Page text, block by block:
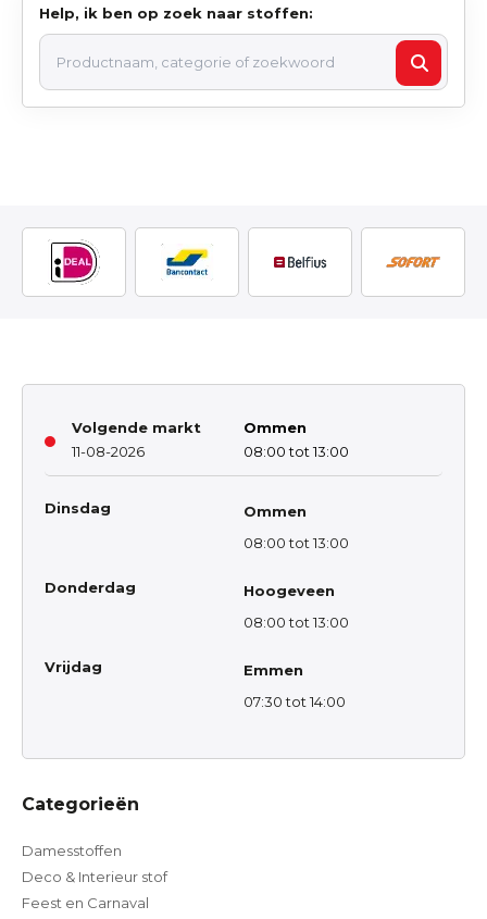
Help, ik ben op zoek naar stoffen:
Volgende markt
11-08-2026
Ommen
08:00 tot 13:00
Dinsdag
Ommen
08:00 tot 13:00
Donderdag
Hoogeveen
08:00 tot 13:00
Vrijdag
Emmen
07:30 tot 14:00
Categorieën
Damesstoffen
Deco & Interieur stof
Feest en Carnaval